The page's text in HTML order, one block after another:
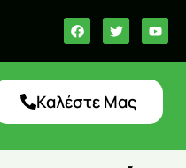
Καλέστε Μας